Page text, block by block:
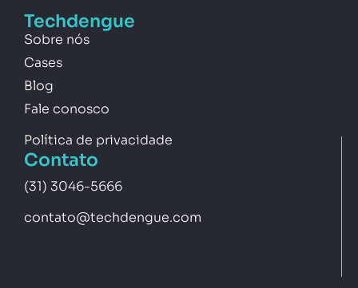
Techdengue
Sobre nós
Cases
Blog
Fale conosco
Política de privacidade
Contato
(31) 3046-5666
contato@techdengue.com